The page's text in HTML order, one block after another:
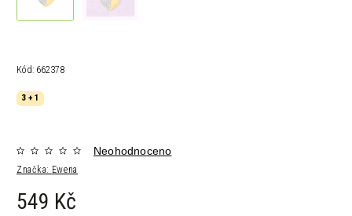
Kód: 662378
3 + 1
Značka: Ewena
Neohodnoceno
549 Kč